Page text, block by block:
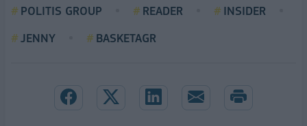
POLITIS GROUP READER
INSIDER
JENNY
BASKETAGR